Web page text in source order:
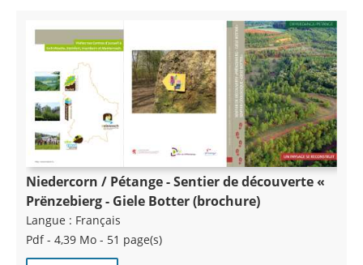
Niedercorn / Pétange - Sentier de découverte «
Prënzebierg - Giele Botter (brochure)
Langue : Français
Pdf - 4,39 Mo - 51 page(s)